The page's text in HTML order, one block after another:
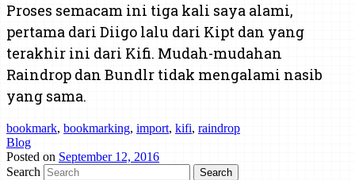
Proses semacam ini tiga kali saya alami,
pertama dari Diigo lalu dari Kipt dan yang
terakhir ini dari Kifi. Mudah-mudahan
Raindrop dan Bundlr tidak mengalami nasib
yang sama.
bookmark, bookmarking, import, kifi, raindrop
Blog
Posted on September 12, 2016
Search